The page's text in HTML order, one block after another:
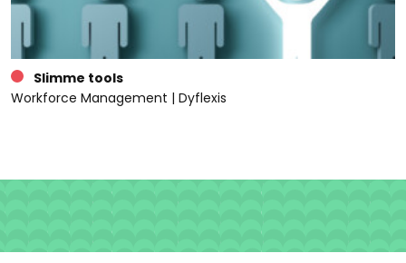
Slimme tools
Workforce Management | Dyflexis